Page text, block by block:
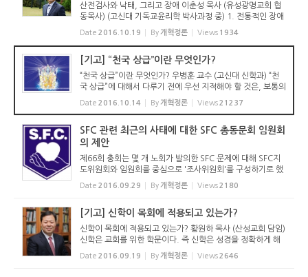
산전검사와 낙태, 그리고 장애 이춘성 목사 (유성광명교회 협
동목사) (고신대 기독교윤리학 박사과정 중) 1. 전통적인 장애
인식 전통적으로 기독교는 레위기 21장에서 레위인들 중에 제
사장이 될 수 없는 부정함의 항목들 속에 다양한 장애의 형태
들이 포함 ...
Date 2016.10.19 By 개혁정론 Views 1934
[기고] “천국 상급”이란 무엇인가?
“천국 상급”이란 무엇인가? 우병훈 교수 (고신대 신학과) “천
국 상급”에 대해서 다루기 전에 우선 지적해야 할 것은, 보통의
용법에서 성도가 죽어서 가는 곳을 “천국”이라고 부르는데,
“낙원”이라고 부르는...
Date 2016.10.14 By 개혁정론 Views21237
SFC 관련 최근의 사태에 대한 SFC 총동문회 임원회
의 제안
제66회 총회는 몇 개 노회가 발의한 SFC 문제에 대해 SFC지
도위원회와 임원회를 중심으로 '조사위원회'를 구성하기로 했
습니다. 이와 관련하여 SFC 총동문회 임원회가 아래와 같은
내용을 보내왔습니다. -편집장 주- SFC 관련 최근의 사태에 대
Date 2016.09.29 By 개혁정론 Views2180
[기고] 신학이 목회에 적용되고 있는가?
신학이 목회에 적용되고 있는가? 황원하 목사 (산성교회 담임)
신학은 교회를 위한 학문이다. 즉 신학은 성경을 정확하게 해
석하는 일이며, 나아가서 그렇게 해석한 결과를 교회에 적용하
는 학문이다. 따라서 신학은 실용적인 학문이다. 이에 목사는
Date 2016.09.19 By 개혁정론 Views2646